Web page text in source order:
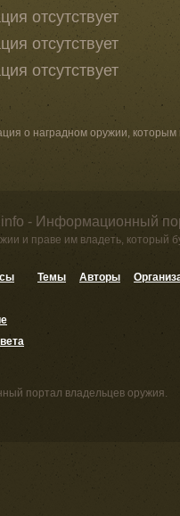
отсутствует
отсутствует
отсутствует
о наградном оружии,
- Информационный
и праве им владеть, который
Темы Авторы
портал владельцев оружия.